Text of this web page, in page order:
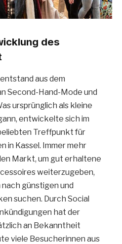
des
entstand aus dem
Second-Hand-Mode und
ursprünglich als kleine
entwickelte sich im
Treffpunkt für
in Kassel. Immer mehr
Markt, um gut erhaltene
weiterzugeben,
günstigen und
suchen. Durch Social
hat der
an Bekanntheit
viele Besucherinnen aus